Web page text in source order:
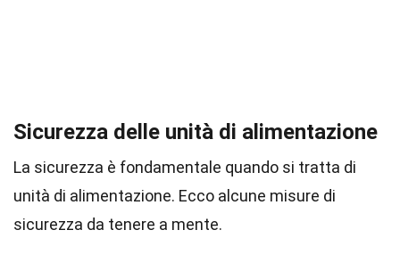
Sicurezza delle unità di alimentazione
La sicurezza è fondamentale quando si tratta di
unità di alimentazione. Ecco alcune misure di
sicurezza da tenere a mente.